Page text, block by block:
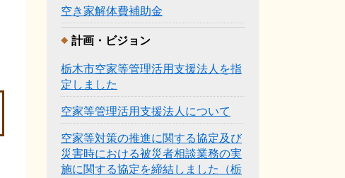
空き家解体費補助金
計画・ビジョン
栃木市空家等管理活用支援法人を指
定しました
空家等管理活用支援法人について
空家等対策の推進に関する協定及び
災害時における被災者相談業務の実
施に関する協定を締結しました（栃